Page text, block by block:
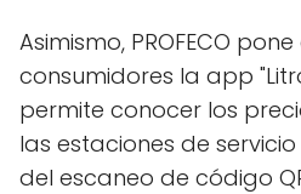
Asimismo, PROFECO
consumidores la app
permite conocer los
las estaciones de
del escaneo de código